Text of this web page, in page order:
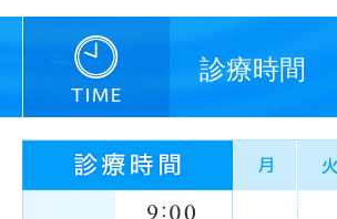
診療時間